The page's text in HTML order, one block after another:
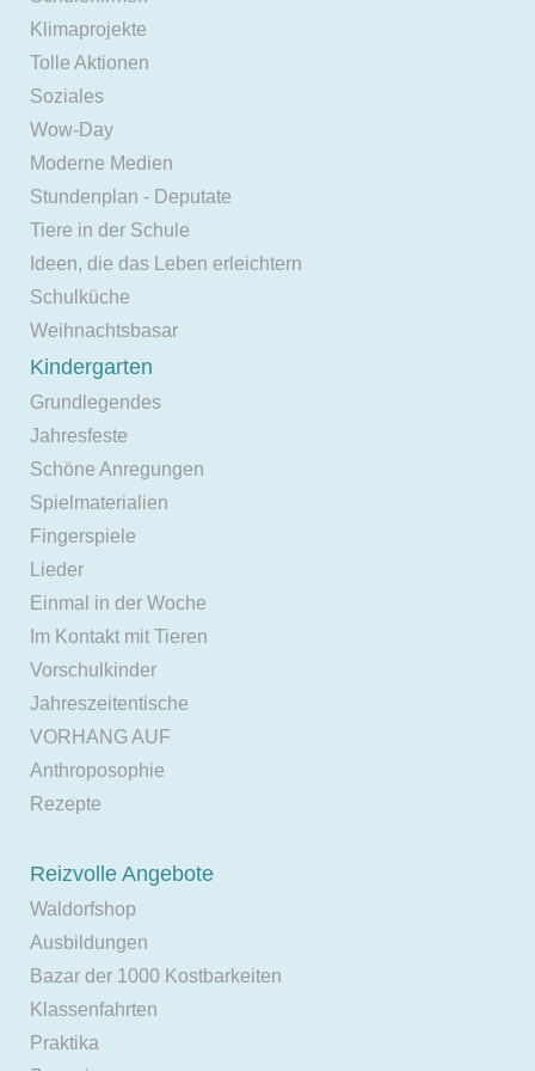
Klimaprojekte
Tolle Aktionen
Soziales
Wow-Day
Moderne Medien
Stundenplan - Deputate
Tiere in der Schule
Ideen, die das Leben erleichtern
Schulküche
Weihnachtsbasar
Kindergarten
Grundlegendes
Jahresfeste
Schöne Anregungen
Spielmaterialien
Fingerspiele
Lieder
Einmal in der Woche
Im Kontakt mit Tieren
Vorschulkinder
Jahreszeitentische
VORHANG AUF
Anthroposophie
Rezepte
Reizvolle Angebote
Waldorfshop
Ausbildungen
Bazar der 1000 Kostbarkeiten
Klassenfahrten
Praktika